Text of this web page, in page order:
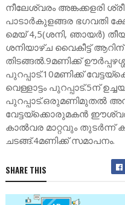
നീലേശ്വരം അങ്കക്കളരി
പാടാർകുളങ്ങര ഭഗവതി
മെയ് 4,5(ശനി, ഞായർ)
ശനിയാഴ്ച വൈകീട്ട് ആറിന്
തിടങ്ങൽ.9മണിക്ക്
പുറപ്പാട്.10മണിക്ക്
വെള്ളാട്ടം പുറപ്പാട്.5ന്
പുറപ്പാട്.ഒരുമണിമുതൽ
വേട്ടയ്ക്കൊരുമകൻ
കാൽവര മാറ്റവും തുടർന്ന്
ചടങ്ങ്.4മണിക്ക് സമാപനം.
SHARE THIS